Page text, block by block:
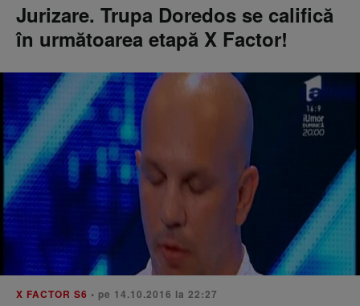
Jurizare. Trupa Doredos se califică
în următoarea etapă X Factor!
X FACTOR S6 • pe 14.10.2016 la 22:27